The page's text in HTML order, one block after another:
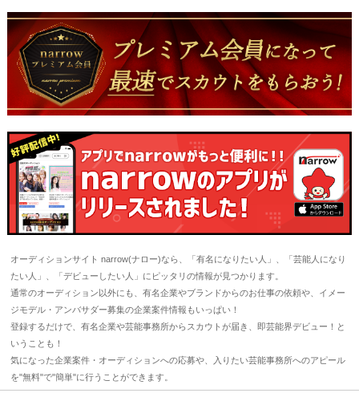
オーディションサイト narrow(ナロー)なら、「有名になりたい人」、「芸能人になり
たい人」、「デビューしたい人」にピッタリの情報が見つかります。
通常のオーディション以外にも、有名企業やブランドからのお仕事の依頼や、イメー
ジモデル・アンバサダー募集の企業案件情報もいっぱい！
登録するだけで、有名企業や芸能事務所からスカウトが届き、即芸能界デビュー！と
いうことも！
気になった企業案件・オーディションへの応募や、入りたい芸能事務所へのアピール
を"無料"で"簡単"に行うことができます。